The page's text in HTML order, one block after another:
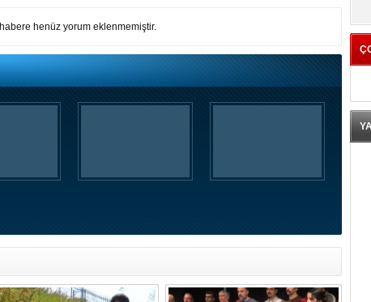
henüz yorum eklenmemiştir.